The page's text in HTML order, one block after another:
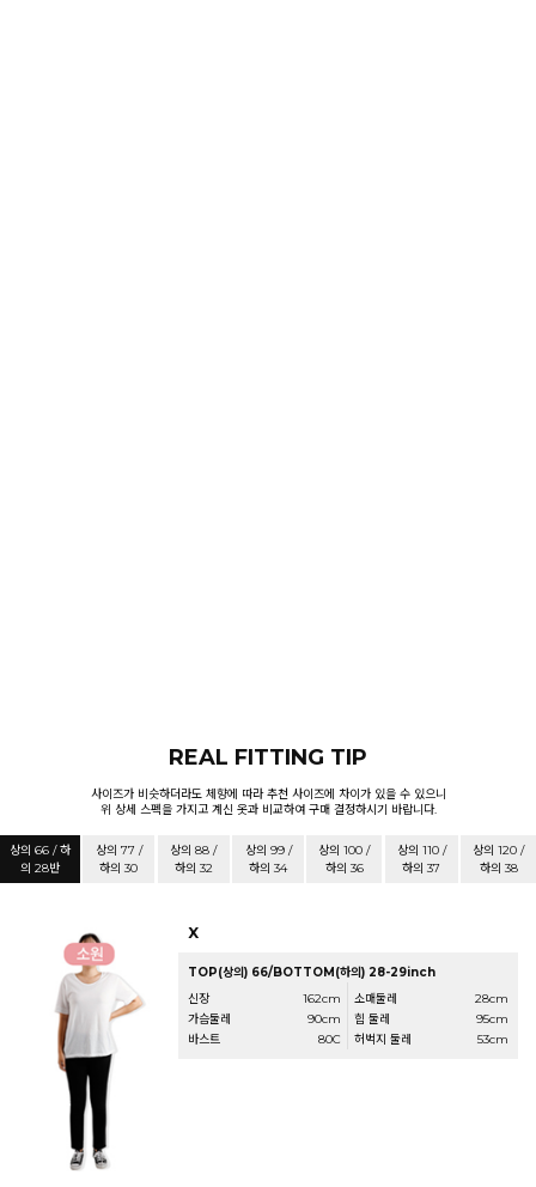
REAL FITTING TIP
사이즈가 비슷하더라도 체향에 따라 추천 사이즈에 차이가 있을 수 있으니
위 상세 스펙을 가지고 계신 옷과 비교하여 구매 결정하시기 바랍니다.
상의 66 / 하
의 28반
상의 77 /
하의 30
상의 88 /
하의 32
상의 99 /
하의 34
상의 100 /
하의 36
상의 110 /
하의 37
상의 120 /
하의 38
X
TOP(상의) 66/BOTTOM(하의) 28-29inch
신장
162cm
가슴둘레
90cm
바스트
80C
소매둘레
28cm
힙 둘레
95cm
허벅지 둘레
53cm